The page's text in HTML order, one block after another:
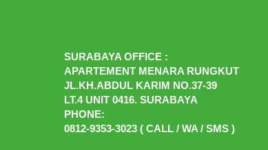
SURABAYA OFFICE :
APARTEMENT MENARA RUNGKUT
JL.KH.ABDUL KARIM NO.37-39
LT.4 UNIT 0416. SURABAYA
PHONE:
0812-9353-3023 ( CALL / WA / SMS )